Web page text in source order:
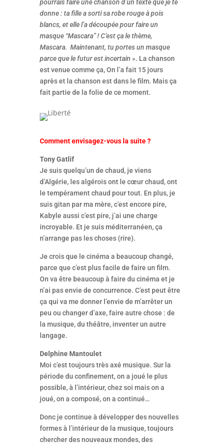
pourrais faire une chanson d’un texte que je te
donne : ta fille a sorti sa robe rouge à pois
blancs, et elle l’a découpée pour faire un
masque “Mascara” ! C’est ça le thème,
Mascara. Maintenant, tu portes un masque
parce que le futur est incertain ». La chanson
est venue comme ça, On l’a fait 15 jours
après et la chanson est dans le film. Mais ça
fait partie de la folie de ce moment.
Comment envisagez-vous la suite ?
Tony Gatlif
Je suis quelqu’un de chaud, je viens
d’Algérie, les algérois ont le cœur chaud, ont
le tempérament chaud pour tout. En plus, je
suis gitan par ma mère, c’est encore pire,
Kabyle aussi c’est pire, j’ai une charge
incroyable. Et je suis méditerranéen, ça
n’arrange pas les choses (rire).
Je crois que le cinéma a beaucoup changé,
parce que c’est plus facile de faire un film.
On va être beaucoup à faire du cinéma et je
n’ai pas envie de concurrence. C’est peut être
ça qui va me donner l’envie de m’arrêter un
peu ou changer d’axe, faire autre chose : de
la musique, du théâtre, inventer un autre
langage.
Delphine Mantoulet
Moi c’est toujours très axé musique. Sur la
période du confinement, on a joué le plus
possible, à l’intérieur, chez soi mais on a
joué, on a composé, on a continué…
Donc je continue à développer des nouvelles
formes à l’intérieur de la musique, toujours
chercher des nouveaux mondes, des